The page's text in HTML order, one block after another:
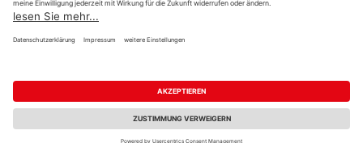
Impressum Datenschutz
Nutzungsbedingungen
Barrierefreiheitserklärung
Vertrag widerrufen